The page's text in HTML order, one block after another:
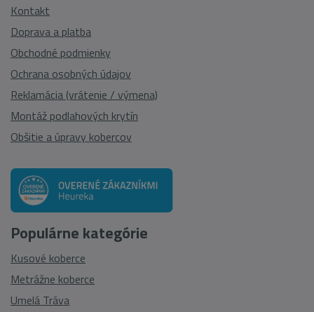
Kontakt
Doprava a platba
Obchodné podmienky
Ochrana osobných údajov
Reklamácia (vrátenie / výmena)
Montáž podlahových krytín
Obšitie a úpravy kobercov
Populárne kategórie
Kusové koberce
Metrážne koberce
Umelá Tráva